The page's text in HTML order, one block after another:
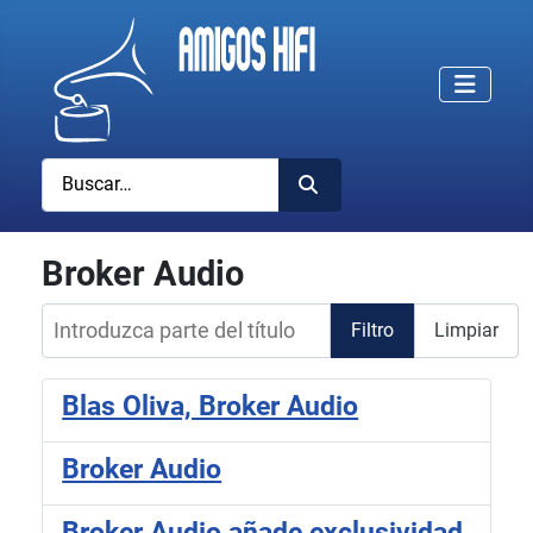
Buscar
Broker Audio
Introduzca parte del título
Filtro Limpiar
Blas Oliva, Broker Audio
Broker Audio